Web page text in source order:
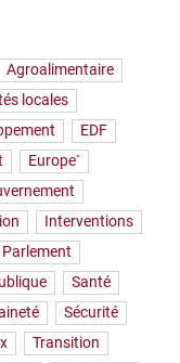
Agroalimentaire
locales
EDF
Europe`
Interventions
Parlement
Santé
Sécurité
Transition